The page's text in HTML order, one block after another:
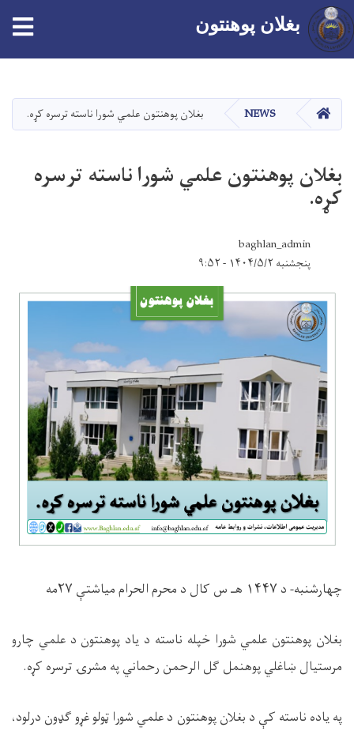
دانګل
بغلان پوهنتون
کور NEWS بغلان پوهنتون علمي شورا ناسته ترسره کړه.
بغلان پوهنتون علمي شورا ناسته ترسره
کړه.
baghlan_admin
پنجشنبه ۱۴۰۴/۵/۲ - ۹:۵۲
چهارشنبه- د ۱۴۴۷ هـ س کال د محرم الحرام میاشتې ۲۷مه
بغلان پوهنتون علمي شورا خپله ناسته د یاد پوهنتون د علمي چارو
مرستیال ښاغلي پوهنمل ګل الرحمن رحماني په مشرۍ ترسره کړه.
په یاده ناسته کې د بغلان پوهنتون د علمي شورا ټولو غړو ګډون درلود،